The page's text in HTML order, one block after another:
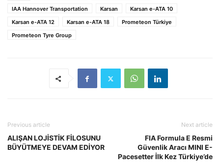
IAA Hannover Transportation
Karsan
Karsan e-ATA 10
Karsan e-ATA 12
Karsan e-ATA 18
Prometeon Türkiye
Prometeon Tyre Group
Previous article
ALIŞAN LOJİSTİK FİLOSUNU
BÜYÜTMEYE DEVAM EDİYOR
Next article
FIA Formula E Resmi
Güvenlik Aracı MINI E-
Pacesetter İlk Kez Türkiye’de